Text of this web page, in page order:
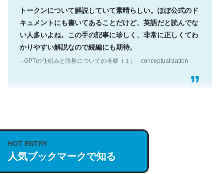
トークンについて解説していて素晴らしい。ほぼ公式のド
キュメントにも書いてあることだけど、英語だと読んでな
い人多いよね。この手の記事に珍しく、非常に正しくてわ
かりやすい解説なので続編にも期待。
─GPTの仕組みと限界についての考察（１） - conceptualization
説してる記事が少ないので貴重な良記事。/続編来た
https://isobe324649.hatenablog.com/entry/2023/03/27
/064121
─GPTの仕組みと限界についての考察（１） - conceptualization
HOT ENTRY
人気ブックマークで知る